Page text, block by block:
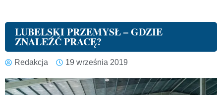
LUBELSKI PRZEMYSŁ – GDZIE
ZNALEŹĆ PRACĘ?
Redakcja 19 września 2019